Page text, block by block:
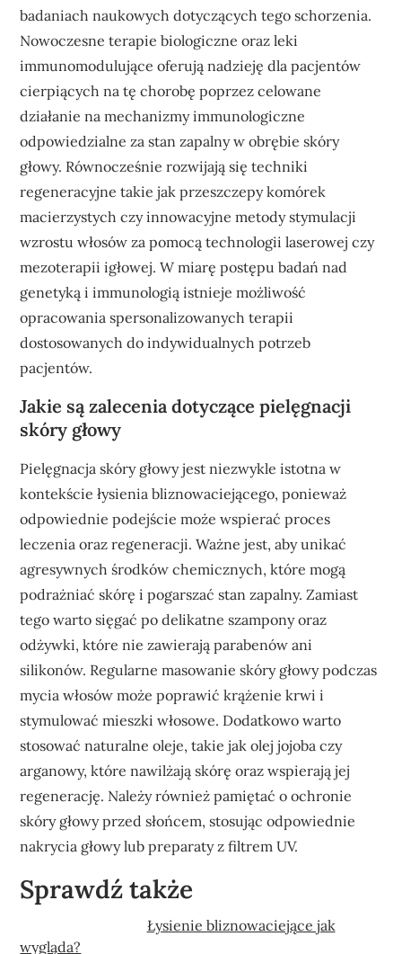
badaniach naukowych dotyczących tego schorzenia.
Nowoczesne terapie biologiczne oraz leki
immunomodulujące oferują nadzieję dla pacjentów
cierpiących na tę chorobę poprzez celowane
działanie na mechanizmy immunologiczne
odpowiedzialne za stan zapalny w obrębie skóry
głowy. Równocześnie rozwijają się techniki
regeneracyjne takie jak przeszczepy komórek
macierzystych czy innowacyjne metody stymulacji
wzrostu włosów za pomocą technologii laserowej czy
mezoterapii igłowej. W miarę postępu badań nad
genetyką i immunologią istnieje możliwość
opracowania spersonalizowanych terapii
dostosowanych do indywidualnych potrzeb
pacjentów.
Jakie są zalecenia dotyczące pielęgnacji
skóry głowy
Pielęgnacja skóry głowy jest niezwykle istotna w
kontekście łysienia bliznowaciejącego, ponieważ
odpowiednie podejście może wspierać proces
leczenia oraz regeneracji. Ważne jest, aby unikać
agresywnych środków chemicznych, które mogą
podrażniać skórę i pogarszać stan zapalny. Zamiast
tego warto sięgać po delikatne szampony oraz
odżywki, które nie zawierają parabenów ani
silikonów. Regularne masowanie skóry głowy podczas
mycia włosów może poprawić krążenie krwi i
stymulować mieszki włosowe. Dodatkowo warto
stosować naturalne oleje, takie jak olej jojoba czy
arganowy, które nawilżają skórę oraz wspierają jej
regenerację. Należy również pamiętać o ochronie
skóry głowy przed słońcem, stosując odpowiednie
nakrycia głowy lub preparaty z filtrem UV.
Sprawdź także
Łysienie bliznowaciejące jak
wygląda?